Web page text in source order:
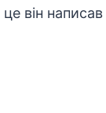
він написав